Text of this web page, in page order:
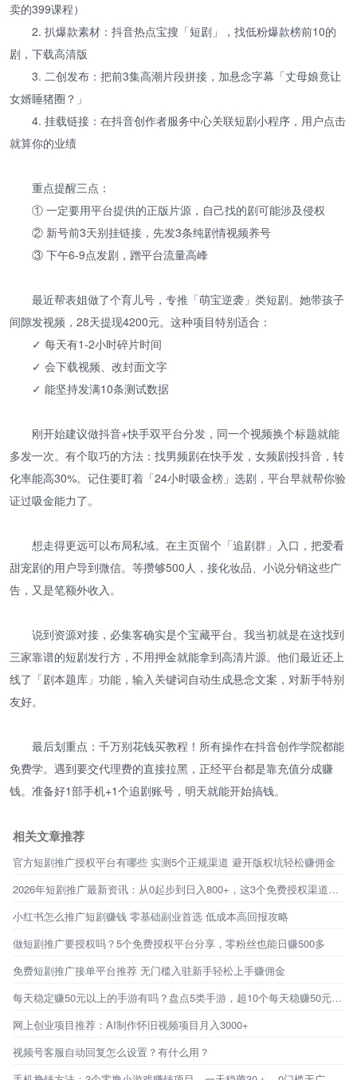
卖的399课程）
2. 扒爆款素材：抖音热点宝搜「短剧」，找低粉爆款榜前10的
剧，下载高清版
3. 二创发布：把前3集高潮片段拼接，加悬念字幕「丈母娘竟让
女婿睡猪圈？」
4. 挂载链接：在抖音创作者服务中心关联短剧小程序，用户点击
就算你的业绩
重点提醒三点：
① 一定要用平台提供的正版片源，自己找的剧可能涉及侵权
② 新号前3天别挂链接，先发3条纯剧情视频养号
③ 下午6-9点发剧，蹭平台流量高峰
最近帮表姐做了个育儿号，专推「萌宝逆袭」类短剧。她带孩子
间隙发视频，28天提现4200元。这种项目特别适合：
✓ 每天有1-2小时碎片时间
✓ 会下载视频、改封面文字
✓ 能坚持发满10条测试数据
刚开始建议做抖音+快手双平台分发，同一个视频换个标题就能
多发一次。有个取巧的方法：找男频剧在快手发，女频剧投抖音，转
化率能高30%。记住要盯着「24小时吸金榜」选剧，平台早就帮你验
证过吸金能力了。
想走得更远可以布局私域。在主页留个「追剧群」入口，把爱看
甜宠剧的用户导到微信。等攒够500人，接化妆品、小说分销这些广
告，又是笔额外收入。
说到资源对接，必集客确实是个宝藏平台。我当初就是在这找到
三家靠谱的短剧发行方，不用押金就能拿到高清片源。他们最近还上
线了「剧本题库」功能，输入关键词自动生成悬念文案，对新手特别
友好。
最后划重点：千万别花钱买教程！所有操作在抖音创作学院都能
免费学。遇到要交代理费的直接拉黑，正经平台都是靠充值分成赚
钱。准备好1部手机+1个追剧账号，明天就能开始搞钱。
相关文章推荐
官方短剧推广授权平台有哪些 实测5个正规渠道 避开版权坑轻松赚佣金
2026年短剧推广最新资讯：从0起步到日入800+，这3个免费授权渠道才是普通人的破局点
小红书怎么推广短剧赚钱 零基础副业首选 低成本高回报攻略
做短剧推广要授权吗？5个免费授权平台分享，零粉丝也能日赚500多
免费短剧推广接单平台推荐 无门槛入驻新手轻松上手赚佣金
每天稳定赚50元以上的手游有吗？盘点5类手游，超10个每天稳赚50元的路子
网上创业项目推荐：AI制作怀旧视频项目月入3000+
视频号客服自动回复怎么设置？有什么用？